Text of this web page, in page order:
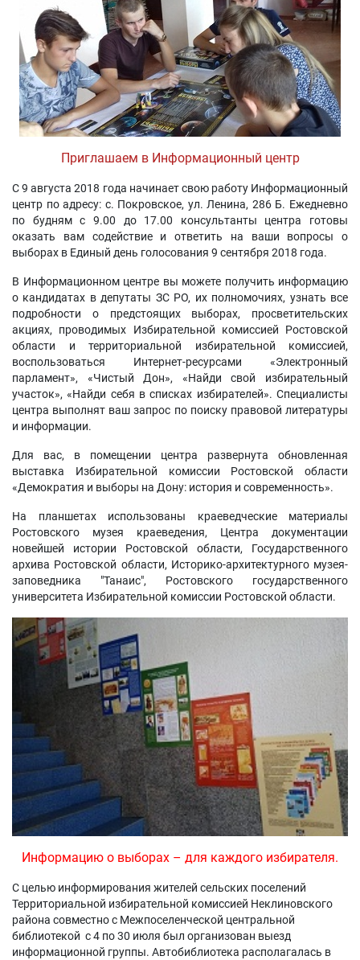
Приглашаем в Информационный центр
С 9 августа 2018 года начинает свою работу Информационный
центр по адресу: с. Покровское, ул. Ленина, 286 Б. Ежедневно
по будням с 9.00 до 17.00 консультанты центра готовы
оказать вам содействие и ответить на ваши вопросы о
выборах в Единый день голосования 9 сентября 2018 года.
В Информационном центре вы можете получить информацию
о кандидатах в депутаты ЗС РО, их полномочиях, узнать все
подробности о предстоящих выборах, просветительских
акциях, проводимых Избирательной комиссией Ростовской
области и территориальной избирательной комиссией,
воспользоваться Интернет-ресурсами «Электронный
парламент», «Чистый Дон», «Найди свой избирательный
участок», «Найди себя в списках избирателей». Специалисты
центра выполнят ваш запрос по поиску правовой литературы
и информации.
Для вас, в помещении центра развернута обновленная
выставка Избирательной комиссии Ростовской области
«Демократия и выборы на Дону: история и современность».
На планшетах использованы краеведческие материалы
Ростовского музея краеведения, Центра документации
новейшей истории Ростовской области, Государственного
архива Ростовской области, Историко-архитектурного музея-
заповедника "Танаис", Ростовского государственного
университета Избирательной комиссии Ростовской области.
Информацию о выборах – для каждого избирателя.
С целью информирования жителей сельских поселений
Территориальной избирательной комиссией Неклиновского
района совместно с Межпоселенческой центральной
библиотекой с 4 по 30 июля был организован выезд
информационной группы. Автобиблиотека располагалась в